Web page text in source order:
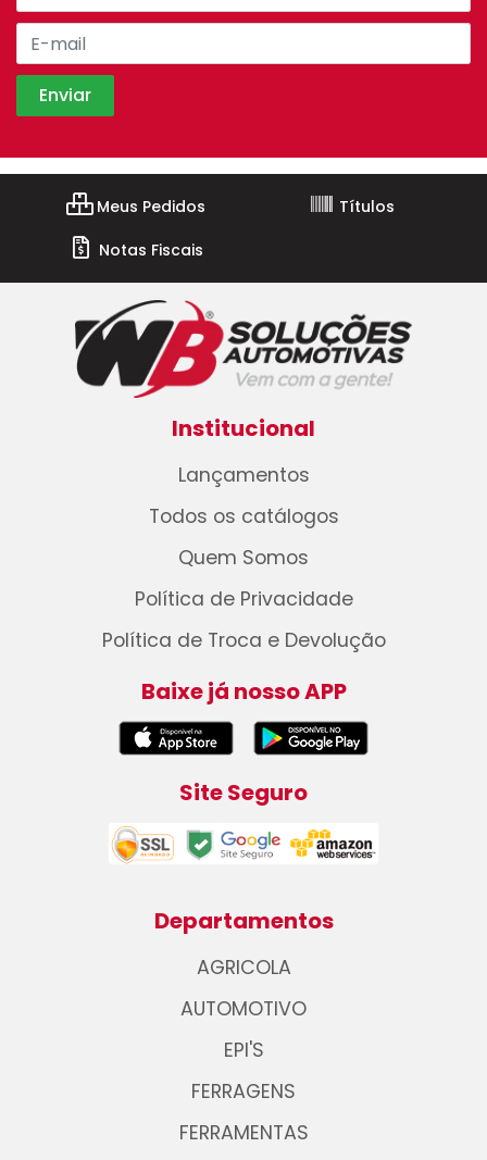
Meus Pedidos
Títulos
Notas Fiscais
Institucional
Lançamentos
Todos os catálogos
Quem Somos
Política de Privacidade
Política de Troca e Devolução
Baixe já nosso APP
Site Seguro
Departamentos
AGRICOLA
AUTOMOTIVO
EPI'S
FERRAGENS
FERRAMENTAS